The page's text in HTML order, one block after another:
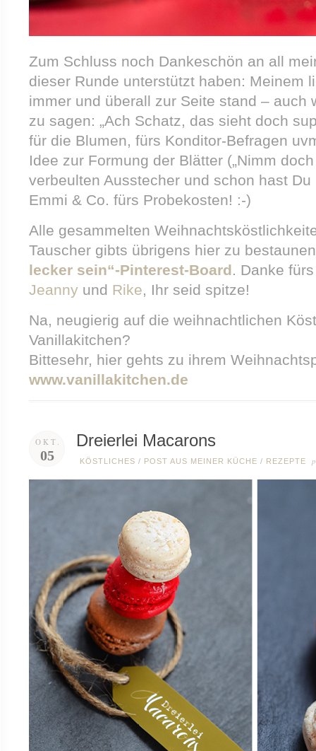
Zum Schluss noch Dankeschön an all
dieser Runde unterstützt haben: Meinem
immer und überall zur Seite stand – auch
zu sagen: „Ach Schatz, das sieht doch
für die Blumen, fürs Konditor-Befragen
Idee zur Formung der Blätter („Nimm
verbeulten Ausstecher und schon hast Du
Emmi & Co. fürs Probekosten! :-)
Alle gesammelten
Tauscher gibts übrigens hier zu
lecker sein“-Pinterest-Board. Danke
Jeanny und Rike, Ihr seid spitze!
Na, neugierig auf die weihnachtlichen
Vanillakitchen?
Bittesehr, hier gehts zu ihrem
www.vanillakitchen.de
OKT.
05
Dreierlei Macarons
KÖSTLICHES / POST AUS MEINER KÜCHE / REZEPTE